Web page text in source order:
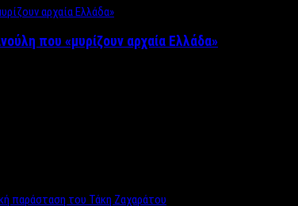
που «μυρίζουν αρχαία Ελλάδα»